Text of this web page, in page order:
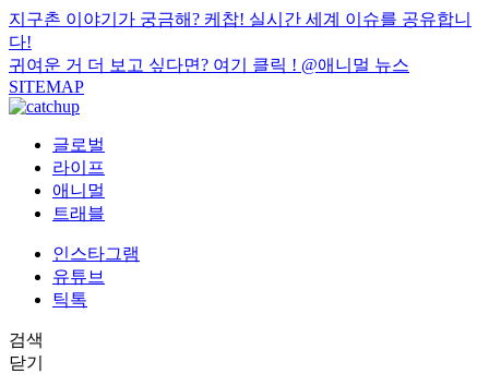
지구촌 이야기가 궁금해? 케찹! 실시간 세계 이슈를 공유합니
다!
귀여운 거 더 보고 싶다면? 여기 클릭 ! @애니멀 뉴스
SITEMAP
글로벌
라이프
애니멀
트래블
인스타그램
유튜브
틱톡
검색
닫기